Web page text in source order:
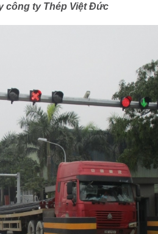
công ty Thép Việt Đức